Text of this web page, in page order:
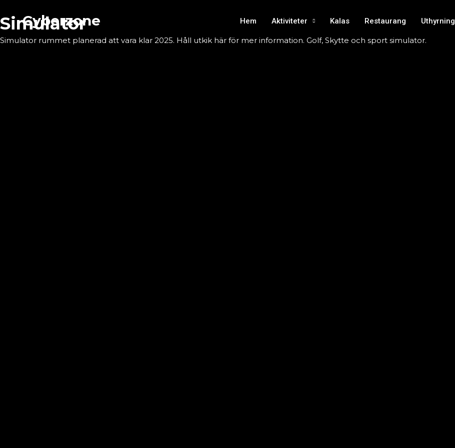
till
Cyberzone Hem Aktiviteter Kalas Restaurang Uthyrning
Simulator
Simulator rummet planerad att vara klar 2025. Håll utkik här för mer information. Golf, Skytte och sport simulator.